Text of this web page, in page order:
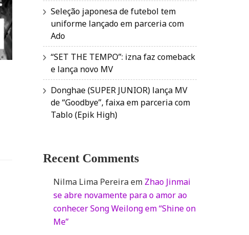
Seleção japonesa de futebol tem
uniforme lançado em parceria com
Ado
“SET THE TEMPO”: izna faz comeback
e lança novo MV
Donghae (SUPER JUNIOR) lança MV
de “Goodbye”, faixa em parceria com
Tablo (Epik High)
Recent Comments
Nilma Lima Pereiraem Zhao Jinmai
se abre novamente para o amor ao
conhecer Song Weilong em “Shine on
Me”